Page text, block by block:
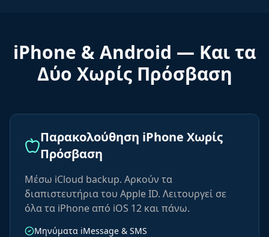
iPhone & Android — Και τα
Δύο Χωρίς Πρόσβαση
Παρακολούθηση iPhone Χωρίς
Πρόσβαση
Μέσω iCloud backup. Αρκούν τα
διαπιστευτήρια του Apple ID. Λειτουργεί σε
όλα τα iPhone από iOS 12 και πάνω.
Μηνύματα iMessage & SMS